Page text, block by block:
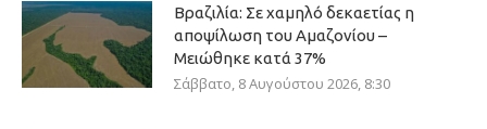
Βραζιλία: Σε χαμηλό δεκαετίας η
αποψίλωση του Αμαζονίου –
Μειώθηκε κατά 37%
Σάββατο, 8 Αυγούστου 2026, 8:30